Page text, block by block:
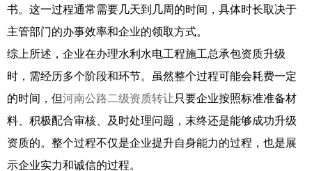
书。这一过程通常需要几天到几周的时间，具体时长取决于
主管部门的办事效率和企业的领取方式。
综上所述，企业在办理水利水电工程施工总承包资质升级
时，需经历多个阶段和环节。虽然整个过程可能会耗费一定
的时间，但河南公路二级资质转让只要企业按照标准准备材
料、积极配合审核、及时处理问题，末终还是能够成功升级
资质的。整个过程不仅是企业提升自身能力的过程，也是展
示企业实力和诚信的过程。